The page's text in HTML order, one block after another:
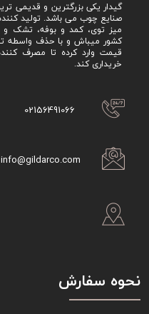
گیدار یکی بزرگترین و قدیمی
صنایع چوب می باشد. تولید
میز توی، کمد و بوفه، تشک و
کشور میباش و با حذف واسطه
قیمت وارد کرده تا مصرف
خریداری کند.
02156491066
info@gildarco.com
نحوه سفارش